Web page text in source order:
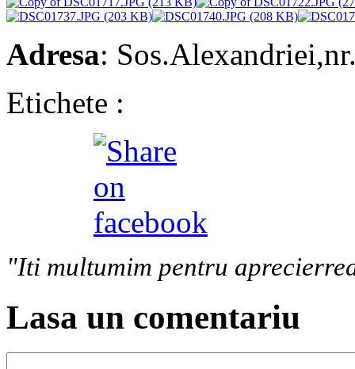
Adresa:
Etichete :
"Iti multumim pentru
Lasa un comentariu